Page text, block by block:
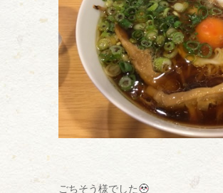
ごちそう様でした